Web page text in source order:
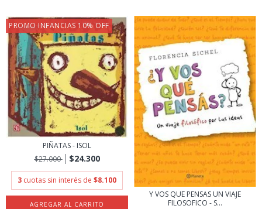
PROMO INFANCIAS 10% OFF
PIÑATAS - ISOL
$27.000
$24.300
3 cuotas sin interés de $8.100
Y VOS QUE PENSAS UN VIAJE
FILOSOFICO - S...